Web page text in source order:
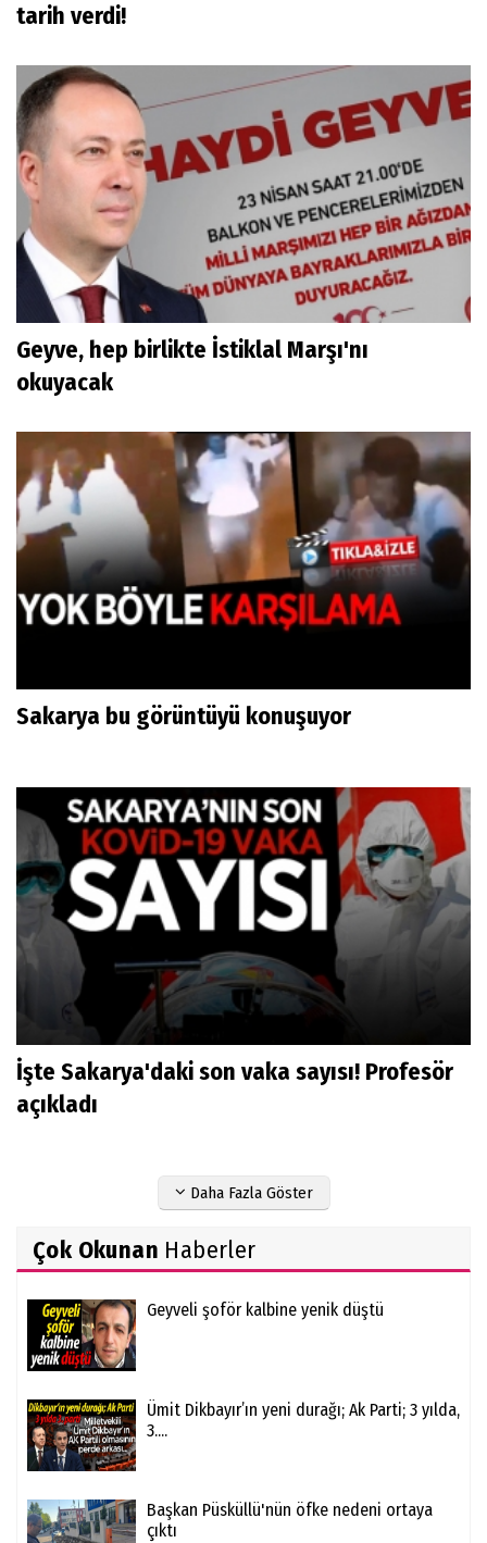
tarih verdi!
Geyve, hep birlikte İstiklal Marşı'nı
okuyacak
Sakarya bu görüntüyü konuşuyor
İşte Sakarya'daki son vaka sayısı! Profesör
açıkladı
Daha Fazla Göster
Çok Okunan Haberler
Geyveli şoför kalbine yenik düştü
Ümit Dikbayır’ın yeni durağı; Ak Parti; 3 yılda,
3....
Başkan Püsküllü'nün öfke nedeni ortaya
çıktı